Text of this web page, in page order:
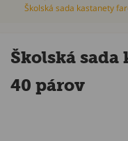
Školská sada kastanety
Školská sada
40 párov